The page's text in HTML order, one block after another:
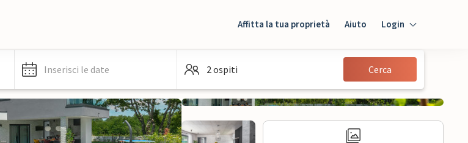
Affitta la tua proprietà Aiuto Login
Ospiti
Inserisci le date 2 ospiti Cerca